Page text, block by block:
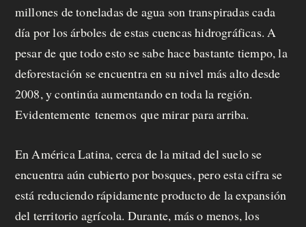
millones de toneladas de agua son transpiradas cada
día por los árboles de estas cuencas hidrográficas. A
pesar de que todo esto se sabe hace bastante tiempo, la
deforestación se encuentra en su nivel más alto desde
2008, y continúa aumentando en toda la región.
Evidentemente tenemos que mirar para arriba.
En América Latina, cerca de la mitad del suelo se
encuentra aún cubierto por bosques, pero esta cifra se
está reduciendo rápidamente producto de la expansión
del territorio agrícola. Durante, más o menos, los